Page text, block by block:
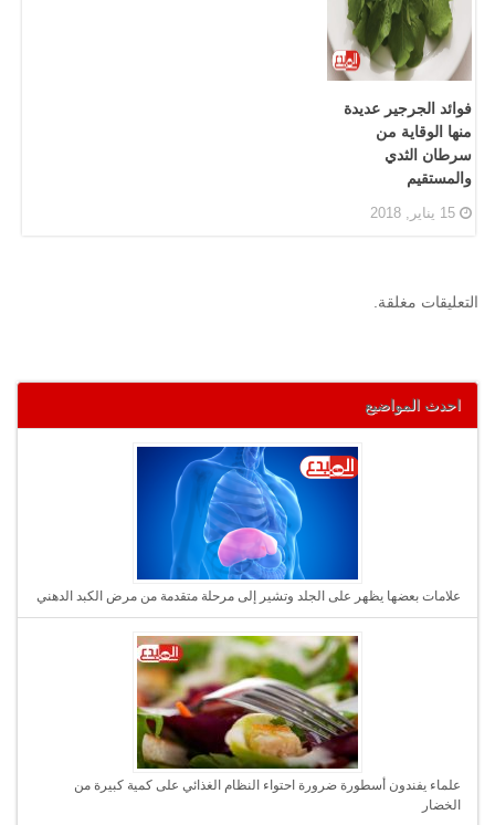
فوائد الجرجير عديدة
منها الوقاية من
سرطان الثدي
والمستقيم
15 يناير, 2018
التعليقات مغلقة.
احدث المواضيع
علامات بعضها يظهر على الجلد وتشير إلى مرحلة متقدمة من مرض الكبد الدهني
علماء يفندون أسطورة ضرورة احتواء النظام الغذائي على كمية كبيرة من
الخضار